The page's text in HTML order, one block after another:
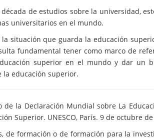
de estudios sobre la universidad,
universitarios en el mundo.
situación que guarda la educación
fundamental tener como marco de
superior en el mundo y dar un
la educación superior.
la Declaración Mundial sobre La
Superior. UNESCO, París. 9 de octubre
formación o de formación para la